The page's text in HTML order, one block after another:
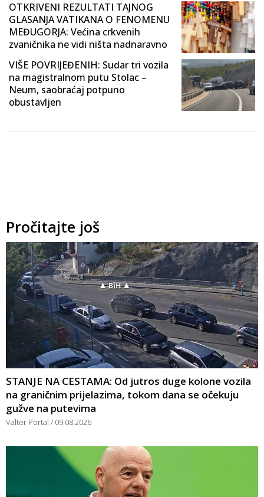
OTKRIVENI REZULTATI TAJNOG
GLASANJA VATIKANA O FENOMENU
MEĐUGORJA: Većina crkvenih
zvaničnika ne vidi ništa nadnaravno
VIŠE POVRIJEĐENIH: Sudar tri vozila
na magistralnom putu Stolac –
Neum, saobraćaj potpuno
obustavljen
Pročitajte još
STANJE NA CESTAMA: Od jutros duge kolone vozila
na graničnim prijelazima, tokom dana se očekuju
gužve na putevima
Valter Portal 09.08.2026